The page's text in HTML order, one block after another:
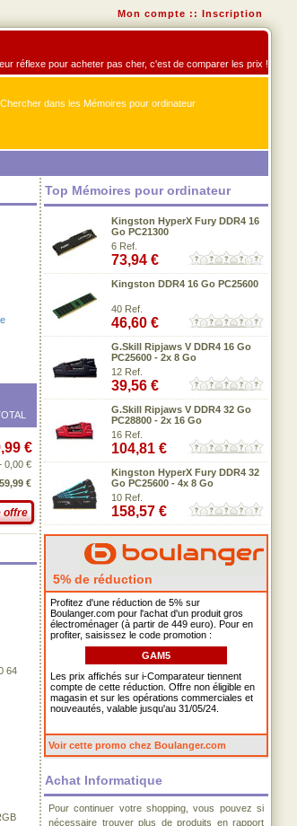
Mon compte :: Inscription
réflexe pour acheter pas cher, c'est de comparer les prix !
Chercher dans les Mémoires pour ordinateur
€
0,00 €
€
offre
64
Top Mémoires pour ordinateur
Kingston HyperX Fury DDR4 16
Go PC21300
6 Ref.
73,94 €
Kingston DDR4 16 Go PC25600
40 Ref.
46,60 €
G.Skill Ripjaws V DDR4 16 Go
PC25600 - 2x 8 Go
12 Ref.
39,56 €
G.Skill Ripjaws V DDR4 32 Go
PC28800 - 2x 16 Go
16 Ref.
104,81 €
Kingston HyperX Fury DDR4 32
Go PC25600 - 4x 8 Go
10 Ref.
158,57 €
5% de réduction
Profitez d'une réduction de 5% sur
Boulanger.com pour l'achat d'un produit gros
électroménager (à partir de 449 euro). Pour en
profiter, saisissez le code promotion :
GAM5
Les prix affichés sur i-Comparateur tiennent
compte de cette réduction. Offre non éligible en
magasin et sur les opérations commerciales et
nouveautés, valable jusqu'au 31/05/24.
Voir cette promo chez Boulanger.com
Achat Informatique
Pour continuer votre shopping, vous pouvez si
nécessaire trouver plus de produits en rapport